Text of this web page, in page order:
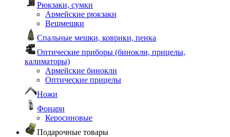
Рюкзаки, сумки
Армейские рюкзаки
Вещмешки
Спальные мешки, коврики, пенка
Оптические приборы (бинокли, прицелы,
калиматоры)
Армейские бинокли
Оптические прицелы
Ножи
Фонари
Керосиновые
Подарочные товары